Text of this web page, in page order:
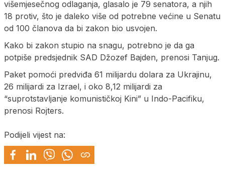
višemjesečnog odlaganja, glasalo je 79 senatora, a njih
18 protiv, što je daleko više od potrebne većine u Senatu
od 100 članova da bi zakon bio usvojen.
Kako bi zakon stupio na snagu, potrebno je da ga
potpiše predsjednik SAD Džozef Bajden, prenosi Tanjug.
Paket pomoći predviđa 61 milijardu dolara za Ukrajinu,
26 milijardi za Izrael, i oko 8,12 milijardi za
“suprotstavljanje komunističkoj Kini” u Indo-Pacifiku,
prenosi Rojters.
Podijeli vijest na: